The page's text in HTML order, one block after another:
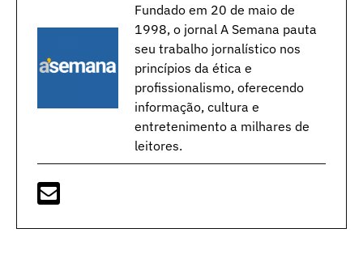
Fundado em 20 de maio de
1998, o jornal A Semana pauta
seu trabalho jornalístico nos
princípios da ética e
profissionalismo, oferecendo
informação, cultura e
entretenimento a milhares de
leitores.